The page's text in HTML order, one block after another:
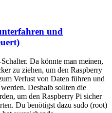
und
Da könnte man meinen,
zu ziehen, um den Raspberry
Verlust von Daten führen und
Deshalb sollten die
um den Raspberry Pi sicher
Du benötigst dazu sudo (root)